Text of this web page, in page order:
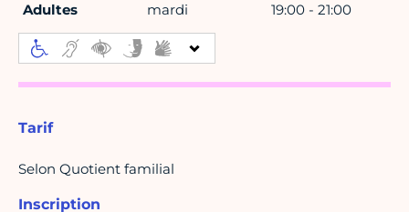
Adultes mardi 19:00 - 21:00
Tarif
Selon Quotient familial
Inscription